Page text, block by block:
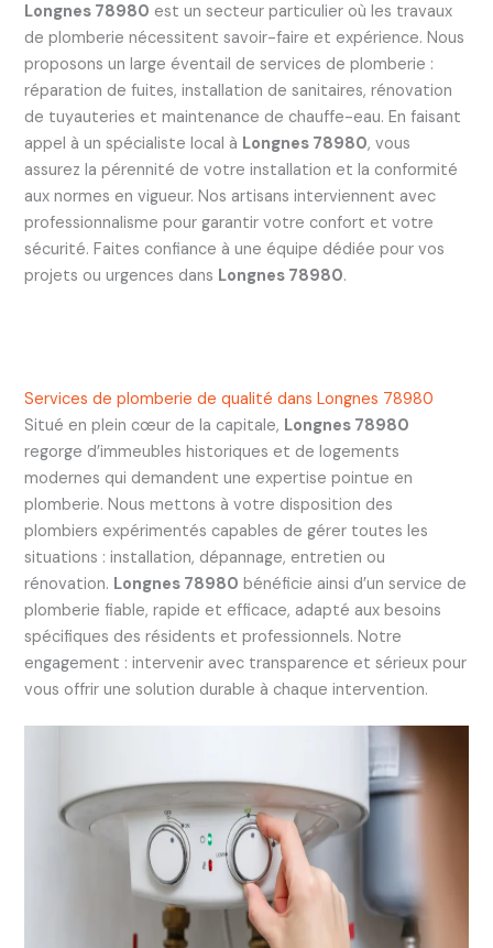
Longnes 78980 est un secteur particulier où les travaux
de plomberie nécessitent savoir-faire et expérience. Nous
proposons un large éventail de services de plomberie :
réparation de fuites, installation de sanitaires, rénovation
de tuyauteries et maintenance de chauffe-eau. En faisant
appel à un spécialiste local à Longnes 78980, vous
assurez la pérennité de votre installation et la conformité
aux normes en vigueur. Nos artisans interviennent avec
professionnalisme pour garantir votre confort et votre
sécurité. Faites confiance à une équipe dédiée pour vos
projets ou urgences dans Longnes 78980.
Services de plomberie de qualité dans Longnes 78980
Situé en plein cœur de la capitale, Longnes 78980
regorge d’immeubles historiques et de logements
modernes qui demandent une expertise pointue en
plomberie. Nous mettons à votre disposition des
plombiers expérimentés capables de gérer toutes les
situations : installation, dépannage, entretien ou
rénovation. Longnes 78980 bénéficie ainsi d’un service de
plomberie fiable, rapide et efficace, adapté aux besoins
spécifiques des résidents et professionnels. Notre
engagement : intervenir avec transparence et sérieux pour
vous offrir une solution durable à chaque intervention.